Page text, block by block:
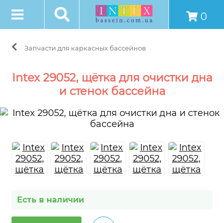
0
Запчасти для каркасных бассейнов
Intex 29052, щётка для очистки дна
и стенок бассейна
Есть в наличии